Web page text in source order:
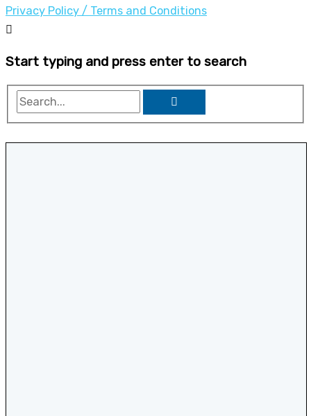
Privacy Policy / Terms and Conditions
Start typing and press enter to search